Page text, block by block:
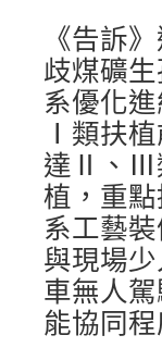
《告訴
歧煤礦
系優化
Ⅰ類扶
達Ⅱ、Ⅲ
植，重
系工藝
與現場
車無人
能協同程